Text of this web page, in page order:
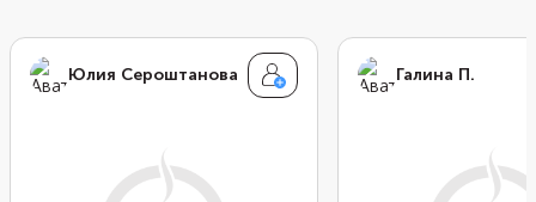
Юлия Сероштанова Галина П.